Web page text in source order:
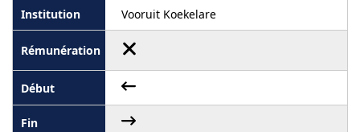
Vooruit Koekelare